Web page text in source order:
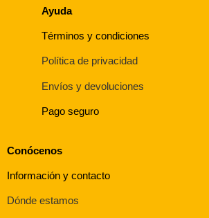
Ayuda
Términos y condiciones
Política de privacidad
Envíos y devoluciones
Pago seguro
Conócenos
Información y contacto
Dónde estamos